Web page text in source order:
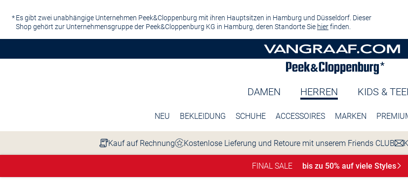
Es gibt zwei unabhängige Unternehmen Peek&Cloppenburg mit ihren Hauptsitzen in Hamburg und Düsseldorf. Dieser
Shop gehört zur Unternehmensgruppe der Peek&Cloppenburg KG in Hamburg, deren Standorte Sie hierfinden.
DAMEN HERREN KIDS &
NEU BEKLEIDUNG SCHUHE ACCESSOIRES MARKEN
Kauf auf Rechnung Kostenlose Lieferung und Retoure mit unserem Friends CLUB
FINAL SALE bis zu 50% auf viele Styles